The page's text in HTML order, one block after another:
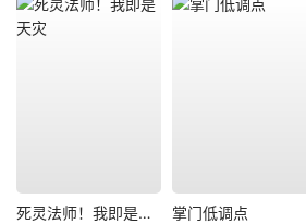
死灵法师！我即是天灾 掌门低调点